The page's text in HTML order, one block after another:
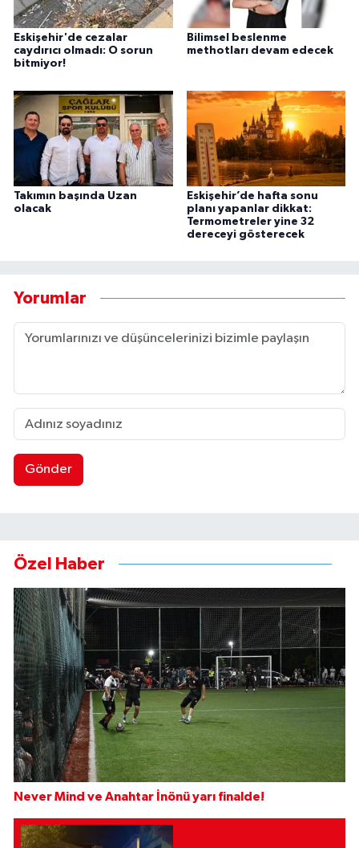
Eskişehir'de cezalar
caydırıcı olmadı: O sorun
bitmiyor!
Bilimsel beslenme
methotları devam edecek
Takımın başında Uzan
olacak
Eskişehir’de hafta sonu
planı yapanlar dikkat:
Termometreler yine 32
dereceyi gösterecek
Yorumlar
Gönder
Özel Haber
Never Mind ve Anahtar İnönü yarı finalde!